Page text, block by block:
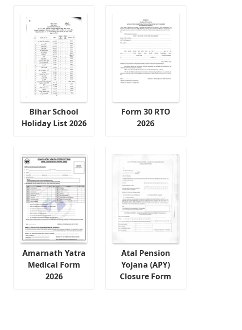
Bihar School
Holiday List 2026
Form 30 RTO
2026
Amarnath Yatra
Medical Form
2026
Atal Pension
Yojana (APY)
Closure Form